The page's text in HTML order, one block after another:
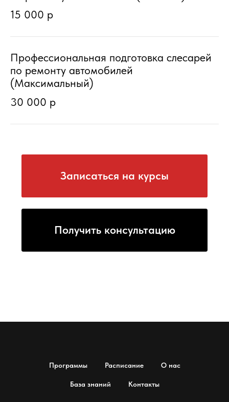
15 000 р
Профессиональная подготовка слесарей
по ремонту автомобилей
(Максимальный)
30 000 р
Получить консультацию
Программы Расписание О нас
База знаний Контакты